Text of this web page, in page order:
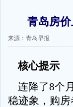
青岛房
来源：青岛早报
核心提示
连降了8个
稳迹象，购